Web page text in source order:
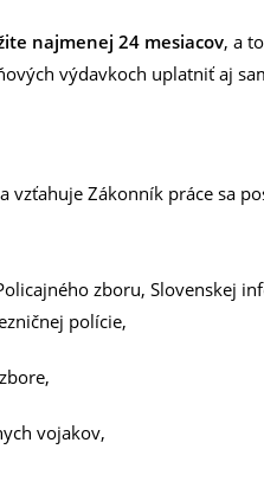
najmenej 24 mesiacov, a
výdavkoch uplatniť aj
vzťahuje Zákonník práce sa
zboru, Slovenskej
polície,
vojakov,